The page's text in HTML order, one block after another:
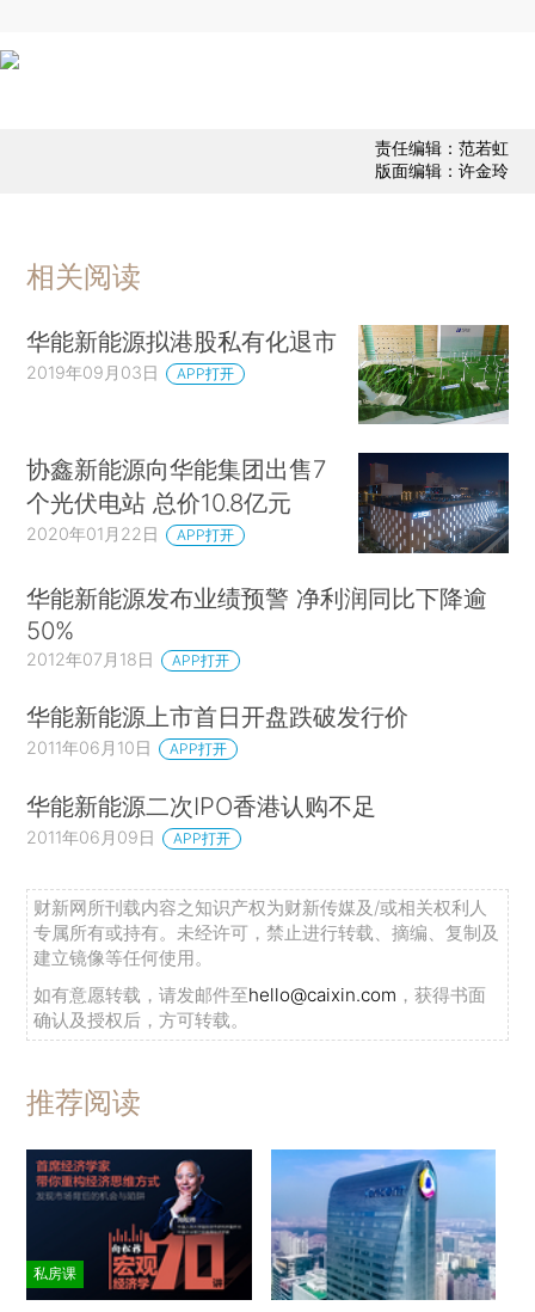
责任编辑：范若虹
版面编辑：许金玲
相关阅读
华能新能源拟港股私有化退市
2019年09月03日 APP打开
协鑫新能源向华能集团出售7
个光伏电站 总价10.8亿元
2020年01月22日 APP打开
华能新能源发布业绩预警 净利润同比下降逾
50%
2012年07月18日 APP打开
华能新能源上市首日开盘跌破发行价
2011年06月10日 APP打开
华能新能源二次IPO香港认购不足
2011年06月09日 APP打开
财新网所刊载内容之知识产权为财新传媒及/或相关权利人
专属所有或持有。未经许可，禁止进行转载、摘编、复制及
建立镜像等任何使用。
如有意愿转载，请发邮件至hello@caixin.com ，获得书面
确认及授权后，方可转载。
推荐阅读
私房课